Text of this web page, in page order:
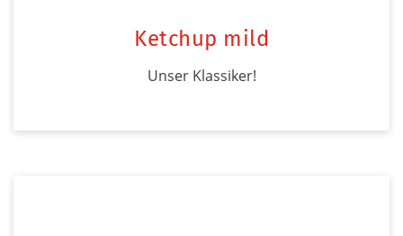
Ketchup mild
Unser Klassiker!